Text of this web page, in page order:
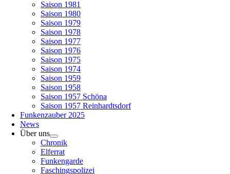
Saison 1981
Saison 1980
Saison 1979
Saison 1978
Saison 1977
Saison 1976
Saison 1975
Saison 1974
Saison 1959
Saison 1958
Saison 1957 Schöna
Saison 1957 Reinhardtsdorf
Funkenzauber 2025
News
Über uns
Chronik
Elferrat
Funkengarde
Faschingspolizei